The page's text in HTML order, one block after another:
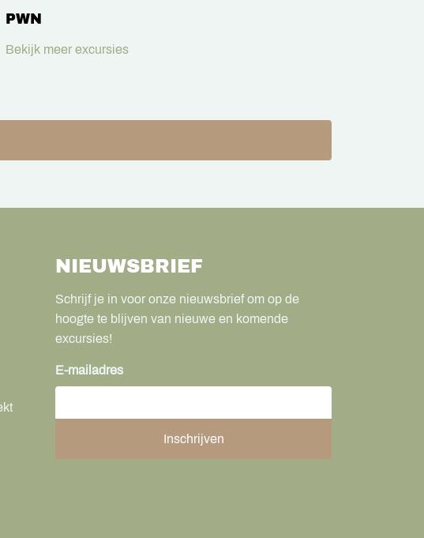
PWN
Bekijk meer excursies
NIEUWSBRIEF
Schrijf je in voor onze nieuwsbrief om op de
hoogte te blijven van nieuwe en komende
excursies!
E-mailadres